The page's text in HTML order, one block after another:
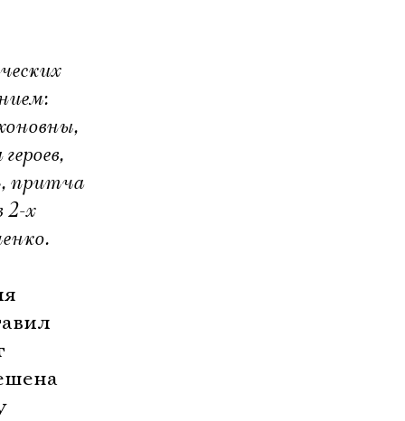
притча
2-х